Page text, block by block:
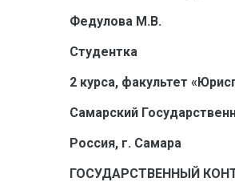
Федулова М.В.
Студентка
2 курса, факультет
Самарский
Россия, г. Самара
ГОСУДАРСТВЕННЫЙ